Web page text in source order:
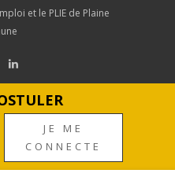
et le PLIE de Plaine
JE ME
CONNECTE